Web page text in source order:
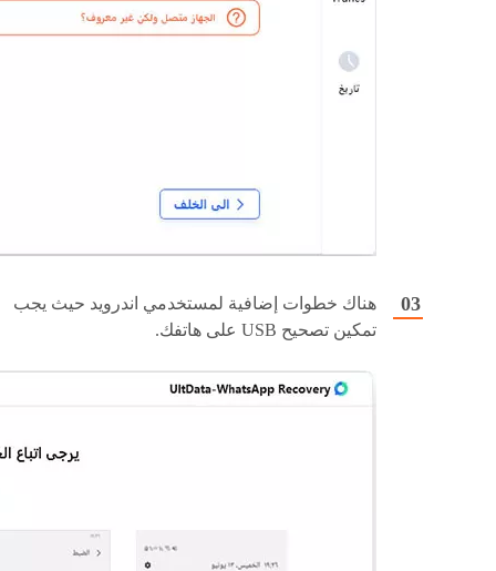
هناك خطوات إضافية لمستخدمي اندرويد حيث يجب
تمكين تصحيح USB على هاتفك.